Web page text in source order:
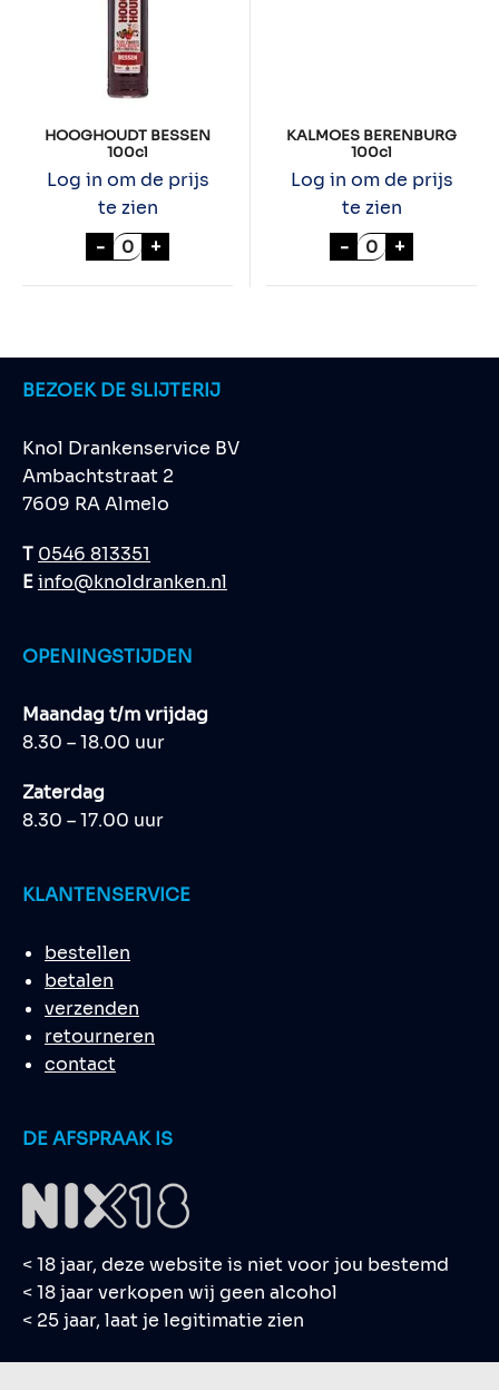
HOOGHOUDT BESSEN
100cl
Log in om de prijs
te zien
- HOOGHOUDT BESSEN 100cl aantal
+
KALMOES BERENBURG
100cl
Log in om de prijs
te zien
- KALMOES
+
BEZOEK DE SLIJTERIJ
Knol Drankenservice BV
Ambachtstraat 2
7609 RA Almelo
T 0546 813351
Einfo@knoldranken.nl
OPENINGSTIJDEN
Maandag t/m vrijdag
8.30 – 18.00 uur
Zaterdag
8.30 – 17.00 uur
KLANTENSERVICE
bestellen
betalen
verzenden
retourneren
contact
DE AFSPRAAK IS
< 18 jaar, deze website is niet voor jou bestemd
< 18 jaar verkopen wij geen alcohol
< 25 jaar, laat je legitimatie zien